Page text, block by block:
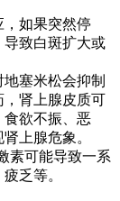
，如果突然停
致白斑扩大或
塞米松会抑制
，肾上腺皮质可
食欲不振、恶
上腺危象。
素可能导致一系
乏等。